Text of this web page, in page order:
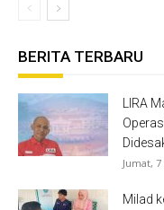
BERITA TERBARU
LIRA
Jumat,
Milad